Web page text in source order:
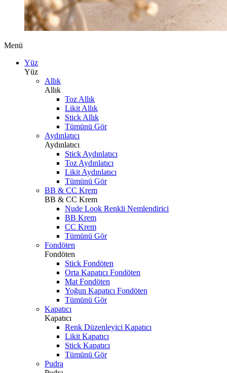
Menü
Yüz
Yüz
Allık
Allık
Toz Allık
Likit Allık
Stick Allık
Tümünü Gör
Aydınlatıcı
Aydınlatıcı
Stick Aydınlatıcı
Toz Aydınlatıcı
Likit Aydınlatıcı
Tümünü Gör
BB & CC Krem
BB & CC Krem
Nude Look Renkli Nemlendirici
BB Krem
CC Krem
Tümünü Gör
Fondöten
Fondöten
Stick Fondöten
Orta Kapatıcı Fondöten
Mat Fondöten
Yoğun Kapatıcı Fondöten
Tümünü Gör
Kapatıcı
Kapatıcı
Renk Düzenleyici Kapatıcı
Likit Kapatıcı
Stick Kapatıcı
Tümünü Gör
Pudra